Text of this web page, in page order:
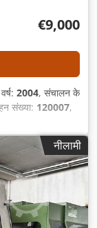
€9,000
2004, संचालन के
संख्या: 120007,
, अधिकतम
नीलामी